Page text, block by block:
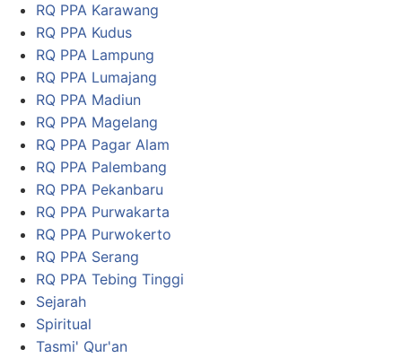
RQ PPA Karawang
RQ PPA Kudus
RQ PPA Lampung
RQ PPA Lumajang
RQ PPA Madiun
RQ PPA Magelang
RQ PPA Pagar Alam
RQ PPA Palembang
RQ PPA Pekanbaru
RQ PPA Purwakarta
RQ PPA Purwokerto
RQ PPA Serang
RQ PPA Tebing Tinggi
Sejarah
Spiritual
Tasmi' Qur'an